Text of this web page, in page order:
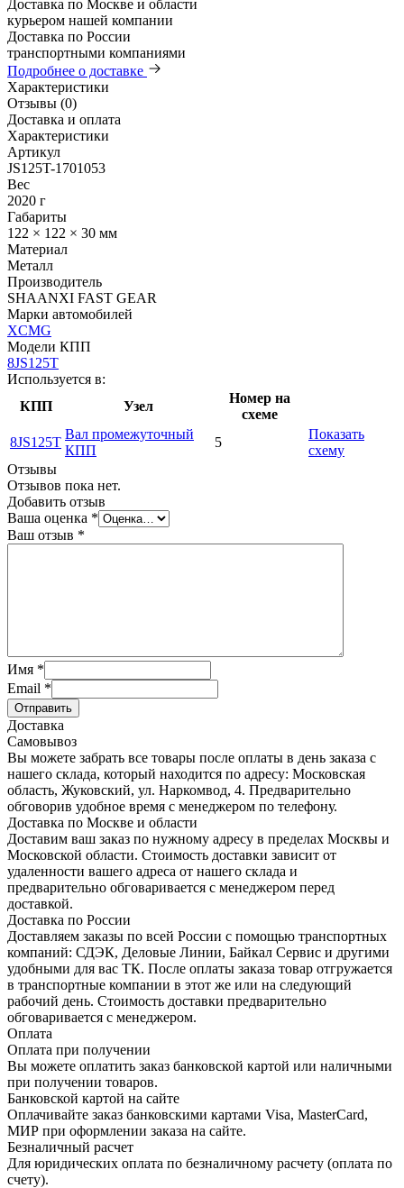
Доставка по Москве и области
курьером нашей компании
Доставка по России
транспортными компаниями
Подробнее о доставке
Характеристики
Отзывы (0)
Доставка и оплата
Характеристики
Артикул
JS125T-1701053
Вес
2020 г
Габариты
122 × 122 × 30 мм
Материал
Металл
Производитель
SHAANXI FAST GEAR
Марки автомобилей
XCMG
Модели КПП
8JS125T
Используется в:
КПП
Узел
Номер на
схеме
8JS125T
Вал промежуточный
КПП
5
Показать
схему
Отзывы
Отзывов пока нет.
Добавить отзыв
Ваша оценка *
Ваш отзыв *
Имя *
Email *
Отправить
Доставка
Самовывоз
Вы можете забрать все товары после оплаты в день заказа с
нашего склада, который находится по адресу: Московская
область, Жуковский, ул. Наркомвод, 4. Предварительно
обговорив удобное время с менеджером по телефону.
Доставка по Москве и области
Доставим ваш заказ по нужному адресу в пределах Москвы и
Московской области. Стоимость доставки зависит от
удаленности вашего адреса от нашего склада и
предварительно обговаривается с менеджером перед
доставкой.
Доставка по России
Доставляем заказы по всей России с помощью транспортных
компаний: СДЭК, Деловые Линии, Байкал Сервис и другими
удобными для вас ТК. После оплаты заказа товар отгружается
в транспортные компании в этот же или на следующий
рабочий день. Стоимость доставки предварительно
обговаривается с менеджером.
Оплата
Оплата при получении
Вы можете оплатить заказ банковской картой или наличными
при получении товаров.
Банковской картой на сайте
Оплачивайте заказ банковскими картами Visa, MasterCard,
МИР при оформлении заказа на сайте.
Безналичный расчет
Для юридических оплата по безналичному расчету (оплата по
счету).